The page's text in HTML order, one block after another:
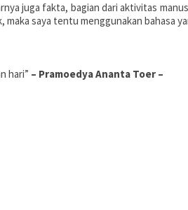
juga fakta, bagian dari aktivitas
saya tentu menggunakan bahasa
hari” – Pramoedya Ananta Toer –